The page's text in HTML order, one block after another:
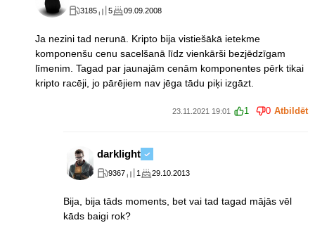
3185 5 09.09.2008
Ja nezini tad nerunā. Kripto bija vistiešākā ietekme
komponenšu cenu sacelšanā līdz vienkārši bezjēdzīgam
līmenim. Tagad par jaunajām cenām komponentes pērk tikai
kripto racēji, jo pārējiem nav jēga tādu piķi izgāzt.
23.11.2021 19:01 1 0 Atbildēt
darklight
9367 1 29.10.2013
Bija, bija tāds moments, bet vai tad tagad mājās vēl
kāds baigi rok?